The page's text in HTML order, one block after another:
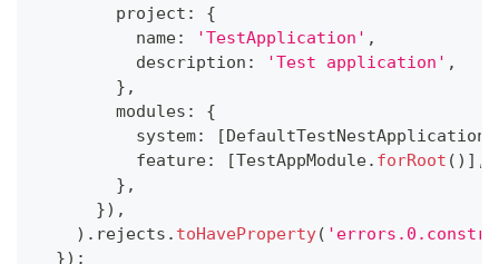
        project
:
{
          name
: 'TestApplication' ,
          description
: 'Test application' ,
} ,
        modules
:
{
          system
: [
          feature
: [TestAppModule. forRoot ( ) ] ,
} ,
}) ,
) . rejects . toHaveProperty(
}) ;